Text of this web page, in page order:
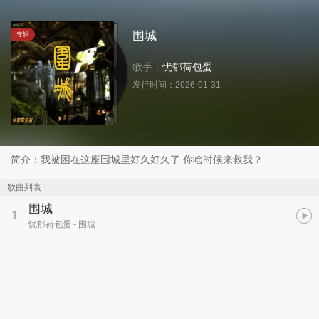
专辑 围城
歌手：忧郁荷包蛋
发行时间： 2026-01-31
简介：我被困在这座围城里好久好久了 你啥时候来救我？
歌曲列表
1 围城
忧郁荷包蛋 - 围城